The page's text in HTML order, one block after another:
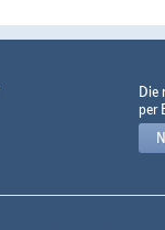
Die
per